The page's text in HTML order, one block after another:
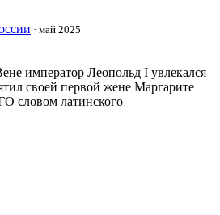
· май 2025
император Леопольд I увлекался
своей первой жене Маргарите
словом латинского